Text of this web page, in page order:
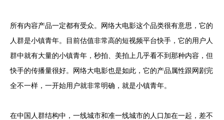
所有内容产品一定都有受众。网络大电影这个品类很有意思，它的
人群是小镇青年。目前估值非常高的短视频平台快手，它的用户人
群中就有大量的小镇青年，秒拍、美拍上几乎看不到那种内容，但
快手的传播量很好。网络大电影也是如此，它的产品属性跟网剧完
全不一样，一开始用户就非常明确，就是小镇青年。
在中国人群结构中，一线城市和准一线城市的人口加在一起，差不